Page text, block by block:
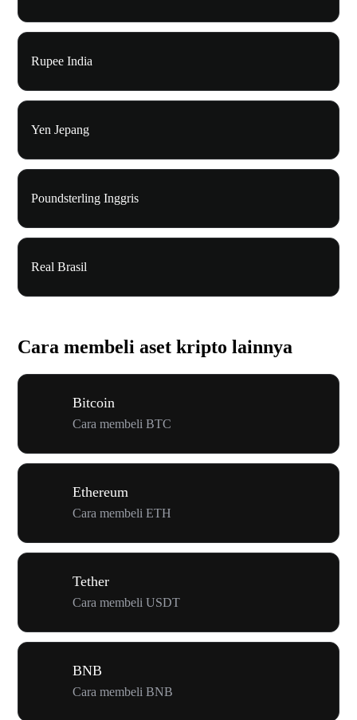
Rupee India
Yen Jepang
Poundsterling Inggris
Real Brasil
Cara membeli aset kripto lainnya
Bitcoin
Cara membeli BTC
Ethereum
Cara membeli ETH
Tether
Cara membeli USDT
BNB
Cara membeli BNB